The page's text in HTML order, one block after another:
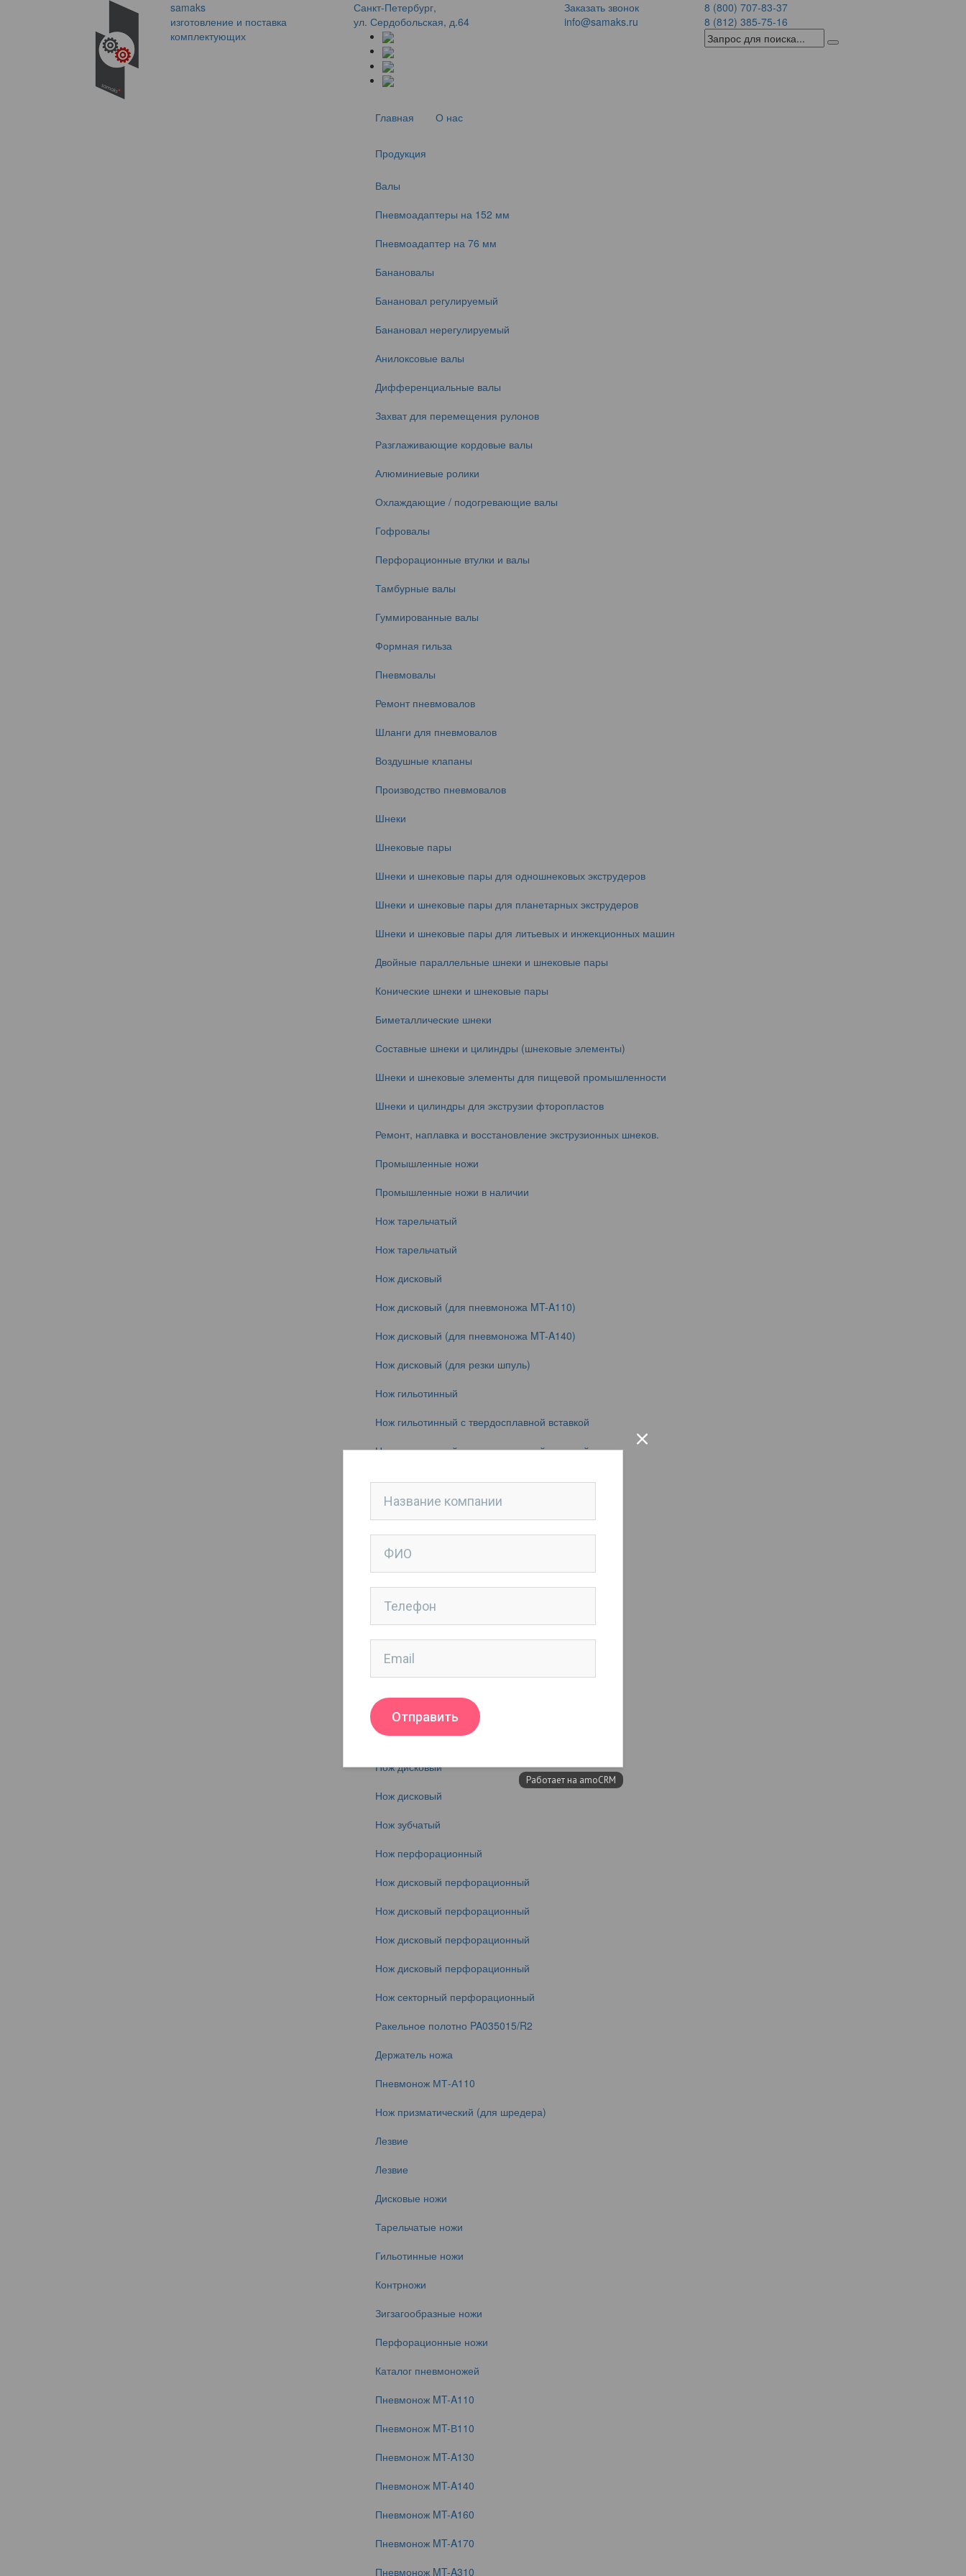
samaks
изготовление и поставка
комплектующих
Санкт-Петербург,
ул. Сердобольская, д.64
Заказать звонок
info@samaks.ru
8 (800) 707-83-37
8 (812) 385-75-16
Главная О нас
Продукция
Валы
Пневмоадаптеры на 152 мм
Пневмоадаптер на 76 мм
Банановалы
Банановал регулируемый
Банановал нерегулируемый
Анилоксовые валы
Дифференциальные валы
Захват для перемещения рулонов
Разглаживающие кордовые валы
Алюминиевые ролики
Охлаждающие / подогревающие валы
Гофровалы
Перфорационные втулки и валы
Тамбурные валы
Гуммированные валы
Формная гильза
Пневмовалы
Ремонт пневмовалов
Шланги для пневмовалов
Воздушные клапаны
Производство пневмовалов
Шнеки
Шнековые пары
Шнеки и шнековые пары для одношнековых экструдеров
Шнеки и шнековые пары для планетарных экструдеров
Шнеки и шнековые пары для литьевых и инжекционных машин
Двойные параллельные шнеки и шнековые пары
Конические шнеки и шнековые пары
Биметаллические шнеки
Составные шнеки и цилиндры (шнековые элементы)
Шнеки и шнековые элементы для пищевой промышленности
Шнеки и цилиндры для экструзии фторопластов
Ремонт, наплавка и восстановление экструзионных шнеков.
Промышленные ножи
Промышленные ножи в наличии
Нож тарельчатый
Нож тарельчатый
Нож дисковый
Нож дисковый (для пневмоножа MT-A110)
Нож дисковый (для пневмоножа MT-A140)
Нож дисковый (для резки шпуль)
Нож гильотинный
Нож гильотинный с твердосплавной вставкой
Нож гильотинный с твердосплавной вставкой
Нож дисковый
Нож дисковый
Нож дисковый
Нож дисковый
Нож дисковый
Нож дисковый
Нож дисковый (для резки рулонов)
Нож дисковый
Нож дисковый
Нож дисковый
Нож зубчатый
Нож перфорационный
Нож дисковый перфорационный
Нож дисковый перфорационный
Нож дисковый перфорационный
Нож дисковый перфорационный
Нож секторный перфорационный
Ракельное полотно PA035015/R2
Держатель ножа
Пневмонож МТ-А110
Нож призматический (для шредера)
Лезвие
Лезвие
Дисковые ножи
Тарельчатые ножи
Гильотинные ножи
Контрножи
Зигзагообразные ножи
Перфорационные ножи
Каталог пневмоножей
Пневмонож MT-A110
Пневмонож MT-В110
Пневмонож MT-A130
Пневмонож MT-A140
Пневмонож MT-A160
Пневмонож MT-A170
Пневмонож MT-A310